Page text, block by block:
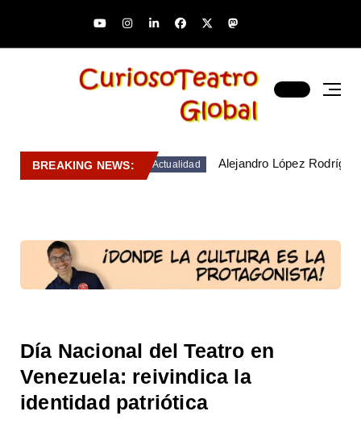
BREAKING NEWS: Actualidad Alejandro López
Día Nacional del Teatro en
Venezuela: reivindica la
identidad patriótica